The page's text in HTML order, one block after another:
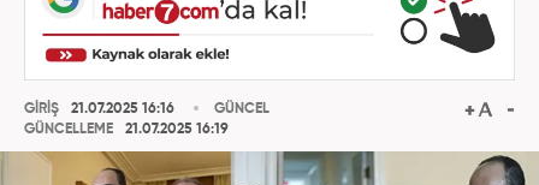
GİRİŞ
21.07.2025 16:16
GÜNCELLEME
21.07.2025 16:19
GÜNCEL